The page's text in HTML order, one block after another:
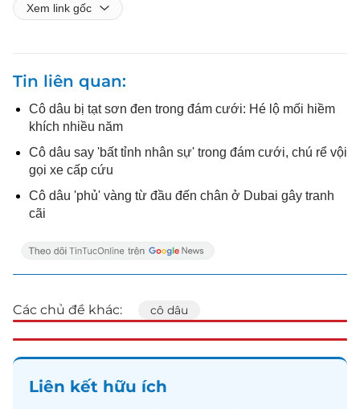
Xem link gốc
Tin liên quan
Cô dâu bị tạt sơn đen trong đám cưới: Hé lộ mối hiềm
khích nhiều năm
Cô dâu say 'bất tỉnh nhân sự' trong đám cưới, chú rể vội
gọi xe cấp cứu
Cô dâu 'phủ' vàng từ đầu đến chân ở Dubai gây tranh
cãi
Các chủ đề khác: cô dâu
Liên kết hữu ích